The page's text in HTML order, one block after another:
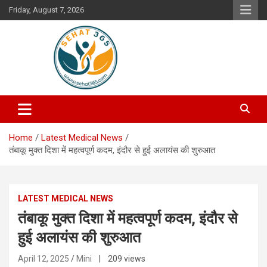
Skip
to
Friday, August 7, 2026
Sehat365
Your's Complete Health Guide
Home
Latest Medical News
तंबाकू मुक्त दिशा में महत्वपूर्ण कदम, इंदौर से हुई अलायंस की शुरुआत
LATEST MEDICAL NEWS
तंबाकू मुक्त दिशा में महत्वपूर्ण कदम, इंदौर से
हुई अलायंस की शुरुआत
April 12, 2025 Mini | 209 views